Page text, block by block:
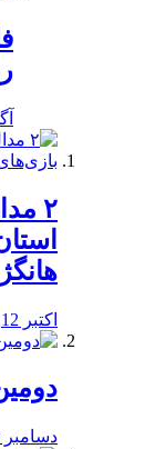
اکتبر 12, 2023
دسامبر 19, 2019